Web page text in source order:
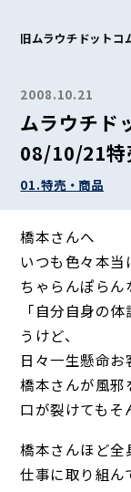
旧ムラウチドットコ
2008.10.21
ムラウチド
08/10/21特
01.特売・商品
橋本さんへ
いつも色々本当
ちゃらんぽら
「自分自身の
うけど、
日々一生懸命お
橋本さんが風邪
口が裂けてもそ
橋本さんほど全
仕事に取り組ん